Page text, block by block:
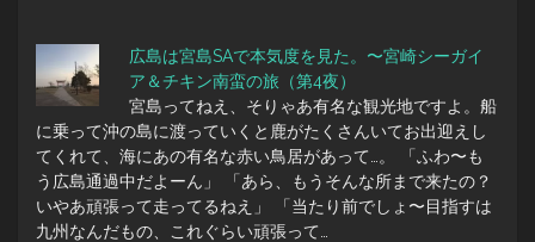
広島は宮島SAで本気度を見た。〜宮崎シーガイ
ア＆チキン南蛮の旅（第4夜）
宮島ってねえ、そりゃあ有名な観光地ですよ。船
に乗って沖の島に渡っていくと鹿がたくさんいてお出迎えし
てくれて、海にあの有名な赤い鳥居があって…。 「ふわ〜も
う広島通過中だよーん」 「あら、もうそんな所まで来たの？
いやあ頑張って走ってるねえ」 「当たり前でしょ〜目指すは
九州なんだもの、これぐらい頑張って…